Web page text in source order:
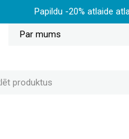
Papildu -20% atlaide
Par mums